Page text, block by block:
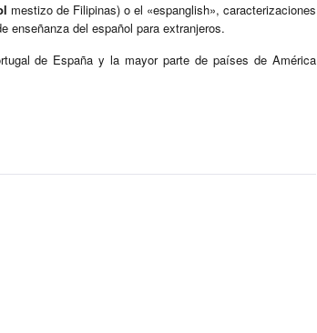
mestizo de Filipinas) o el «espanglish», caracterizaciones
enseñanza del español para extranjeros.
de España y la mayor parte de países de América